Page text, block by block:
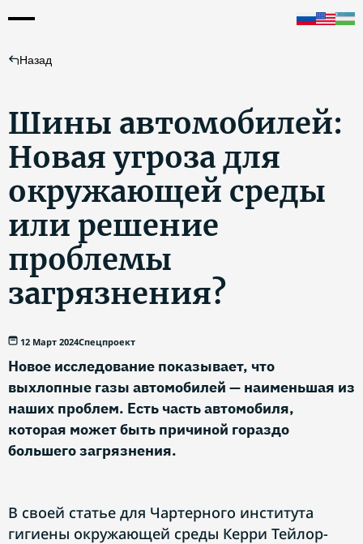
Назад
Шины автомобилей:
Новая угроза для
окружающей среды
или решение
проблемы
загрязнения?
12 Март 2024Спецпроект
Новое исследование показывает, что
выхлопные газы автомобилей — наименьшая из
наших проблем. Есть часть автомобиля,
которая может быть причиной гораздо
большего загрязнения.
В своей статье для Чартерного института
гигиены окружающей среды Керри Тейлор-